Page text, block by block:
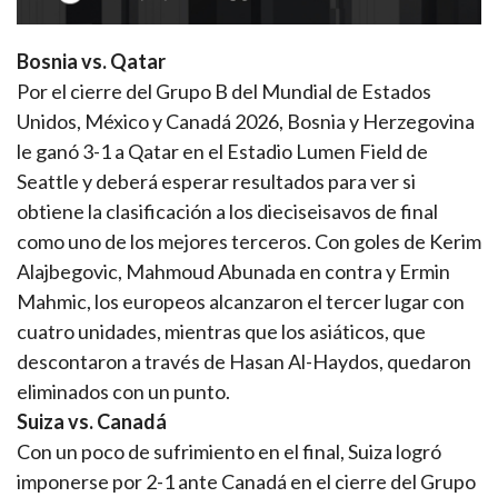
Bosnia vs. Qatar
Por el cierre del Grupo B del Mundial de Estados
Unidos, México y Canadá 2026, Bosnia y Herzegovina
le ganó 3-1 a Qatar en el Estadio Lumen Field de
Seattle y deberá esperar resultados para ver si
obtiene la clasificación a los dieciseisavos de final
como uno de los mejores terceros. Con goles de Kerim
Alajbegovic, Mahmoud Abunada en contra y Ermin
Mahmic, los europeos alcanzaron el tercer lugar con
cuatro unidades, mientras que los asiáticos, que
descontaron a través de Hasan Al-Haydos, quedaron
eliminados con un punto.
Suiza vs. Canadá
Con un poco de sufrimiento en el final, Suiza logró
imponerse por 2-1 ante Canadá en el cierre del Grupo